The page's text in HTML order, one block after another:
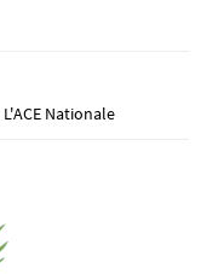
L'ACE Nationale